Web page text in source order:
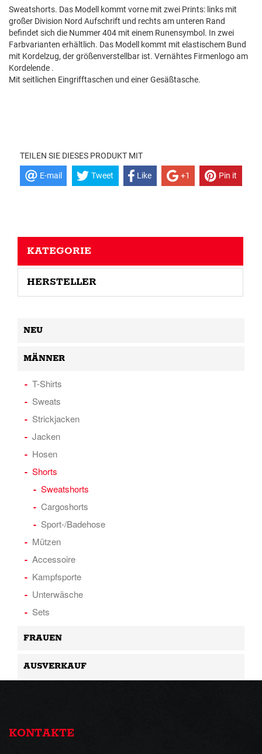
Sweatshorts. Das Modell kommt vorne mit zwei Prints: links mit
großer Division Nord Aufschrift und rechts am unteren Rand
befindet sich die Nummer 404 mit einem Runensymbol. In zwei
Farbvarianten erhältlich. Das Modell kommt mit elastischem Bund
mit Kordelzug, der größenverstellbar ist. Vernähtes Firmenlogo am
Kordelende .
Mit seitlichen Eingrifftaschen und einer Gesäßtasche.
TEILEN SIE DIESES PRODUKT MIT
E-mail Tweet Like +1 Pin it
KATEGORIE
HERSTELLER
NEU
MÄNNER
T-Shirts
Sweats
Strickjacken
Jacken
Hosen
Shorts
Sweatshorts
Cargoshorts
Sport-/Badehose
Mützen
Accessoire
Kampfsporte
Unterwäsche
Sets
FRAUEN
AUSVERKAUF
KONTAKTE